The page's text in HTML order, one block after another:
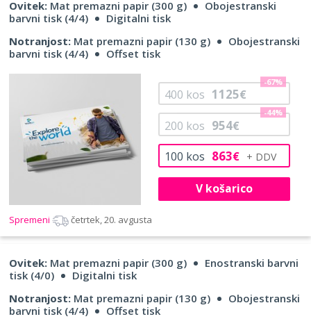
Ovitek: Mat premazni papir (300 g)
Obojestranski
barvni tisk (4/4)
Digitalni tisk
Notranjost: Mat premazni papir (130 g)
Obojestranski
barvni tisk (4/4)
Offset tisk
100 kos 863€
200 kos 954€
-44%
400 kos 1125€
-67%
V košarico
Spremeni četrtek, 20. avgusta
Ovitek: Mat premazni papir (300 g)
Enostranski barvni
tisk (4/0)
Digitalni tisk
Notranjost: Mat premazni papir (130 g)
Obojestranski
barvni tisk (4/4)
Offset tisk